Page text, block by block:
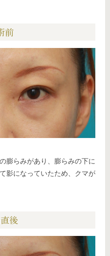
前
膨らみがあり、膨らみの下に
影になっていたため、クマが
後